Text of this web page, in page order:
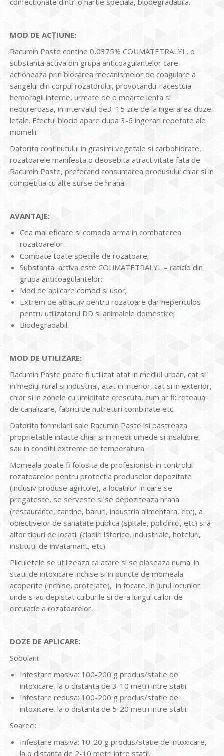
MOD DE ACȚIUNE:
Racumin Paste contine 0,0375% COUMATETRALYL, o
substanta activa din grupa anticoagulantelor care
actioneaza prin blocarea mecanismelor de coagulare a
sangelui din corpul rozatorului, provocandu-i acestuia
hemoragii interne, urmate de o moarte lenta si
nedureroasa, in intervalul de3–15 zile de la ingerarea dozei
letale. Efectul biocid apare dupa 3-6 ingerari repetate ale
momelii.
Datorita continutului in grasimi vegetale si carbohidrate,
rozatoarele manifesta o deosebita atractivitate fata de
Racumin Paste, preferand consumarea produsului chiar si in
competitia cu alte surse de hrana.
AVANTAJE:
Cea mai eficace si comoda arma in combaterea
rozatoarelor.
Combate toate speciile de rozatoare;
Substanta activa este COUMATETRALYL – raticid din
grupa anticoagulantelor;
Mod de aplicare comod si usor;
Extrem de atractiv pentru rozatoare dar nepericulos
pentru utilizatorul DD si animalele domestice;
Biodegradabil.
MOD DE UTILIZARE:
Racumin Paste poate fi utilizat atat in mediul urban, cat si
in mediul rural si industrial, atat in interior, cat si in exterior,
chiar si in zonele cu umiditate crescuta, cum ar fi: reteaua
de canalizare, fabrici de nutreturi combinate etc.
Datorita formularii sale Racumin Paste isi pastreaza
proprietatile intacte chiar si in medii umede si insalubre,
sau in conditii extreme de temperatura.
Momeala poate fi folosita de profesionisti in controlul
rozatoarelor pentru protectia produselor depozitate
(inclusiv produse agricole), a locatiilor in care se
pregateste, se serveste si se depoziteaza hrana
(restaurante, cantine, baruri, industria alimentara, etc), a
obiectivelor de sanatate publica (spitale, policlinici, etc) si a
altor tipuri de locatii (cladiri istorice, industriale, hoteluri,
institutii de invatamant, etc).
Pliculetele se utilizeaza ca atare si se plaseaza numai in
statii de intoxicare inchise si in puncte de momeala
acoperite (inchise, protejate), in focare, in jurul locurilor
unde s-au depistat cuiburile si de-a lungul cailor de
circulatie a rozatoarelor.
DOZE DE APLICARE:
Sobolani:
Infestare masiva: 100-200 g produs/statie de
intoxicare, la o distanta de 3-10 metri intre statii.
Infestare redusa: 100-200 g produs/statie de
intoxicare, la o distanta de 5-20 metri intre statii.
Soareci:
Infestare masiva: 10-20 g produs/statie de intoxicare,
la o distanta de 2-10 metri intre statii.